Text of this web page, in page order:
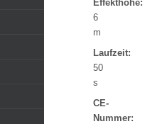
Effekthöhe:
6
m
Laufzeit:
50
s
CE-
Nummer: